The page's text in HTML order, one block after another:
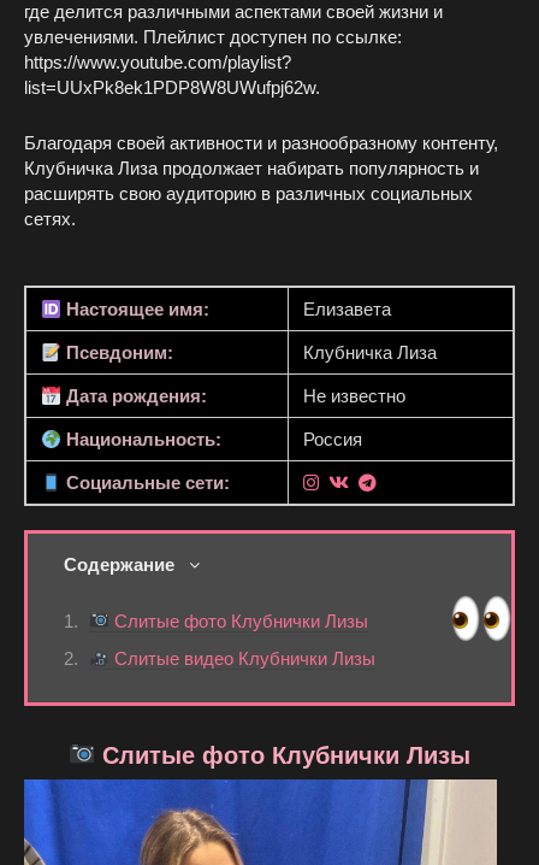
где делится различными аспектами своей жизни и
увлечениями. Плейлист доступен по ссылке:
https://www.youtube.com/playlist?
list=UUxPk8ek1PDP8W8UWufpj62w.
Благодаря своей активности и разнообразному контенту,
Клубничка Лиза продолжает набирать популярность и
расширять свою аудиторию в различных социальных
сетях.
Настоящее имя: Елизавета
Псевдоним: Клубничка Лиза
Дата рождения: Не известно
Национальность: Россия
Социальные сети:
Содержание
Слитые фото Клубнички Лизы
Слитые видео Клубнички Лизы
Слитые фото Клубнички Лизы